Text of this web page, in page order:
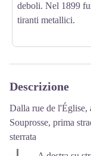
deboli. Nel 1899
tiranti metallici.
Descrizione
Dalla rue de l'Église,
Souprosse, prima
sterrata